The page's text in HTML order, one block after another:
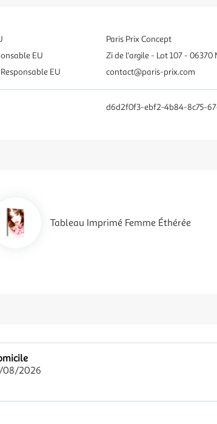
Paris Prix Concept
EU
Zi de l'argile - Lot 107 -
EU
contact@paris-prix.com
d6d2f0f3-ebf2-4b84-8c75-
Tableau Imprimé Femme Éthérée
08/2026